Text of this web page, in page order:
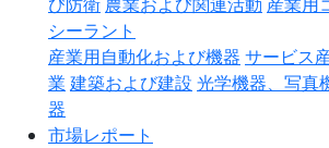
シーラント
産業用自動化および機器 サービス
業 建築および建設 光学機器、写真
器
市場レポート